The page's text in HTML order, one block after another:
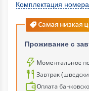
Комплектация номера
Самая низкая
Проживание с
Моментальное
Завтрак
Оплата